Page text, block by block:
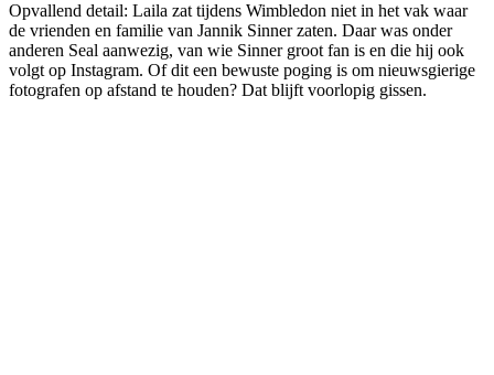
Opvallend detail: Laila zat tijdens Wimbledon niet in het vak waar
de vrienden en familie van Jannik Sinner zaten. Daar was onder
anderen Seal aanwezig, van wie Sinner groot fan is en die hij ook
volgt op Instagram. Of dit een bewuste poging is om nieuwsgierige
fotografen op afstand te houden? Dat blijft voorlopig gissen.